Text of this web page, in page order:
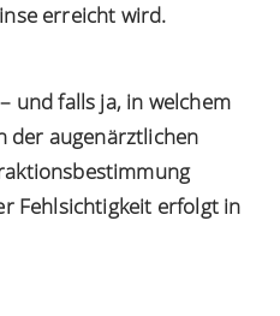
erreicht wird.
und falls ja, in welchem
der augenärztlichen
Fehlsichtigkeit erfolgt in